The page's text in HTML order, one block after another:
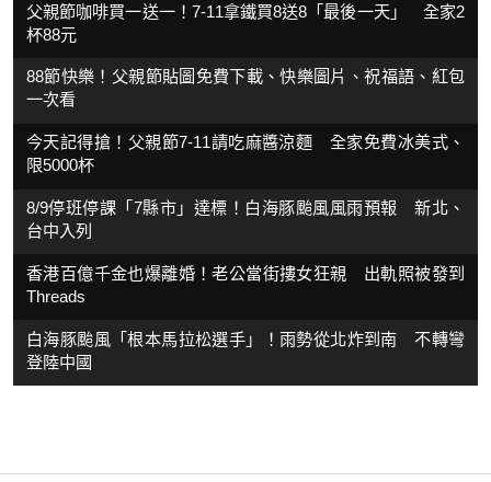
父親節咖啡買一送一！7-11拿鐵買8送8「最後一天」 全家2
杯88元
88節快樂！父親節貼圖免費下載、快樂圖片、祝福語、紅包
一次看
今天記得搶！父親節7-11請吃麻醬涼麵 全家免費冰美式、
限5000杯
8/9停班停課「7縣市」達標！白海豚颱風風雨預報 新北、
台中入列
香港百億千金也爆離婚！老公當街摟女狂親 出軌照被發到
Threads
白海豚颱風「根本馬拉松選手」！雨勢從北炸到南 不轉彎
登陸中國